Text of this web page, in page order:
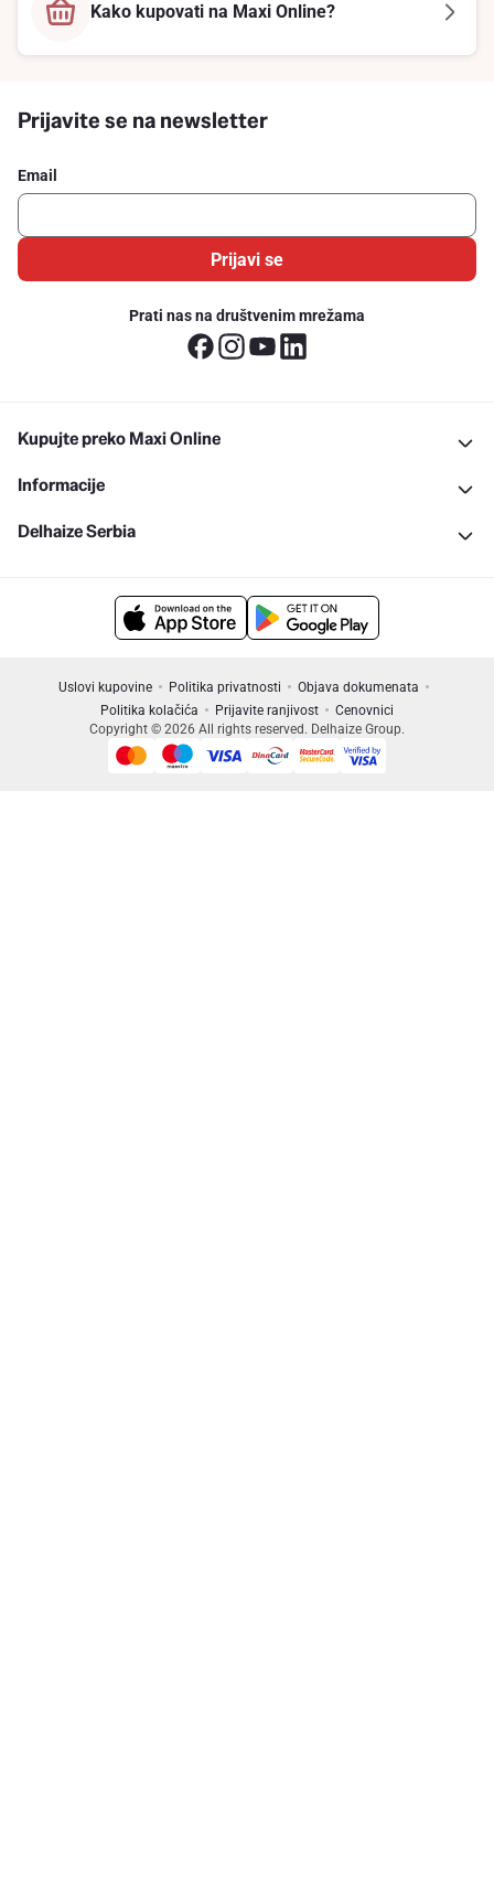
Kako kupovati na Maxi Online?
Prijavite se na newsletter
Email
Prijavi se
Prati nas na društvenim mrežama
Kupujte preko Maxi Online
Informacije
Delhaize Serbia
Uslovi kupovine Politika privatnosti
Objava dokumenata
Politika kolačića
Prijavite ranjivost
Cenovnici
Copyright © 2026 All rights reserved. Delhaize Group.